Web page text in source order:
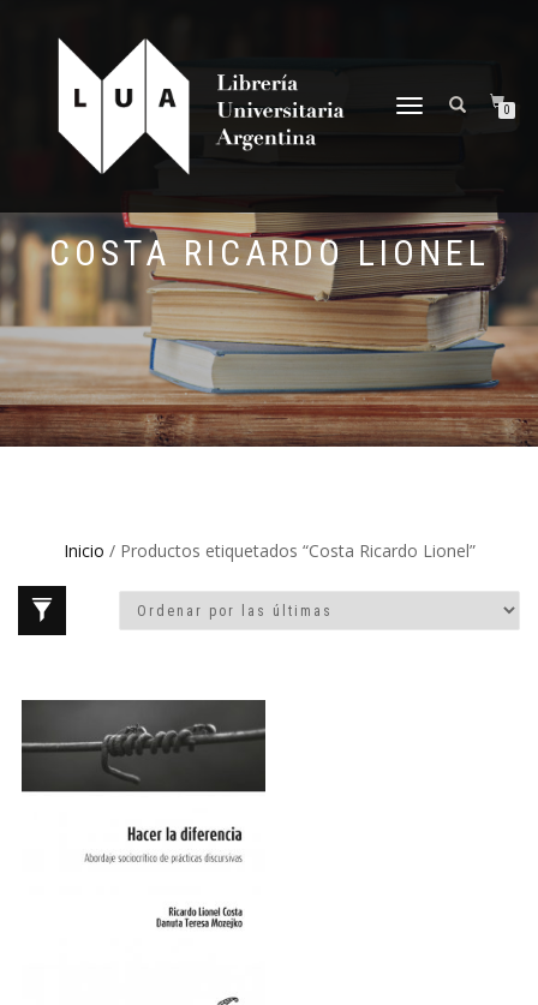
NAVEGACIÓN
0
COSTA RICARDO LIONEL
Inicio / Productos etiquetados “Costa Ricardo Lionel”